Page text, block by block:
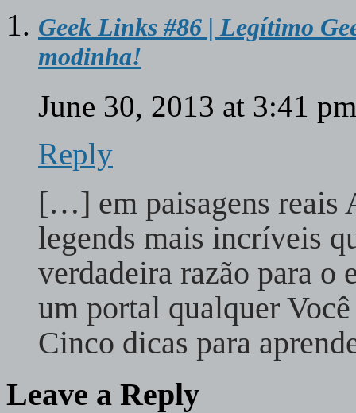
Geek Links #86 | Legítimo
modinha!
June 30, 2013 at 3:41
Reply
[…] em paisagens reais
legends mais incríveis
verdadeira razão para
um portal qualquer
Cinco dicas para
Leave a Reply